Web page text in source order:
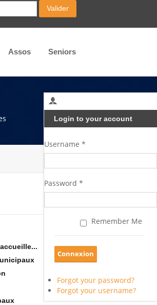
Valider
Assos Seniors
Login to your account
Username *
Password *
Remember Me
Forgot your password?
Forgot your username?